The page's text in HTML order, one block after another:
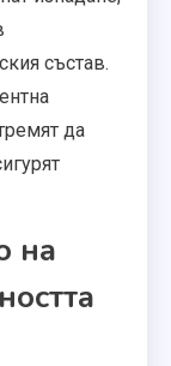
състав.
да
на